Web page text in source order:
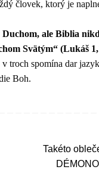
človek, ktorý je
ale Biblia
Svätým“ (Lukáš
troch spomína dar
Boh.
Takéto